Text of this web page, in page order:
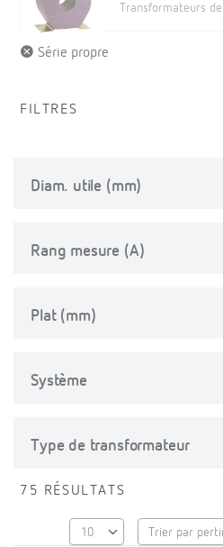
Transformateurs
Série propre
FILTRES
Diam. utile (mm)
Rang mesure (A)
Plat (mm)
Système
Type de transformateur
75 RÉSULTATS